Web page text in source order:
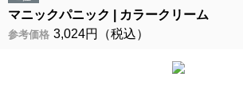
マニックパニック カラークリーム
参考価格 3,024円（税込）